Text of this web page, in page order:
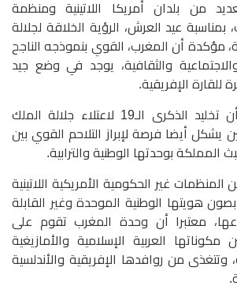
من بلدان أمريكا اللاتينية ومنظمة
بمناسبة عيد العرش، الرؤية الخلاقة لجلالة
مؤكدة أن المغرب، القوي بنموذجه الناجح
والاجتماعية والثقافية، يوجد في وضع جيد
للقارة الإفريقية.
واعتبرت المؤسسة أن تخليد الذكرى الـ19 لاعتلاء جلالة الملك
يشكل أيضا فرصة لإبراز التلاحم القوي بين
بوحدتها الوطنية والترابية.
غير الحكومية الأمريكية اللاتينية
هويتها الوطنية الموحدة وغير القابلة
معتبرا أن وحدة المغرب تقوم على
مكوناتها العربية الإسلامية والأمازيغية
وتتغذى من روافدها الإفريقية والأندلسية